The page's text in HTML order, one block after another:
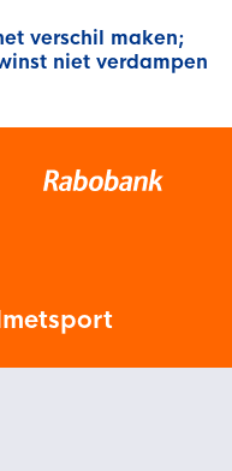
verschil maken;
niet verdampen